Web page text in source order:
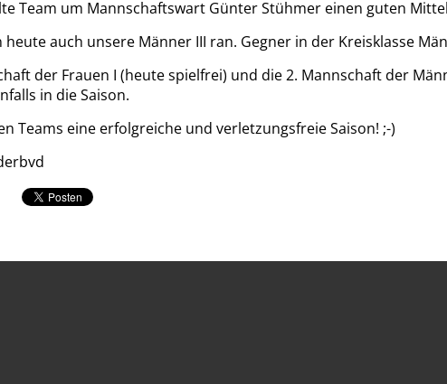
Team um Mannschaftswart Günter Stühmer einen guten
auch unsere Männer III ran. Gegner in der Kreisklasse
der Frauen I (heute spielfrei) und die 2. Mannschaft der
in die Saison.
Teams eine erfolgreiche und verletzungsfreie Saison! ;-)